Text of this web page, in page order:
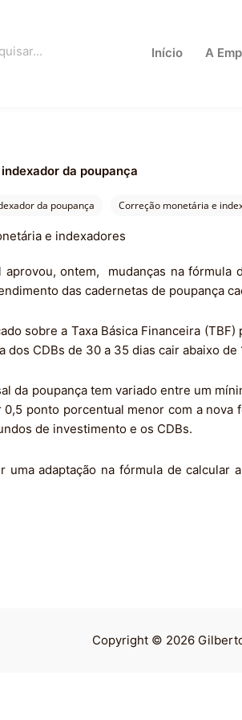
Início A
da poupança
da poupança Correção monetária e
e indexadores
aprovou, ontem, mudanças na
das cadernetas de poupança
sobre a Taxa Básica Financeira
CDBs de 30 a 35 dias cair abaixo de
da poupança tem variado entre um
ponto porcentual menor com a
de investimento e os CDBs.
uma adaptação na fórmula de
Copyright © 2026